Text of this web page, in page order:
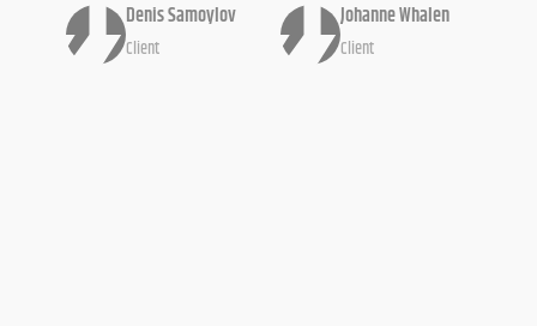
Denis Samoylov
Client
Johanne Whalen
Client